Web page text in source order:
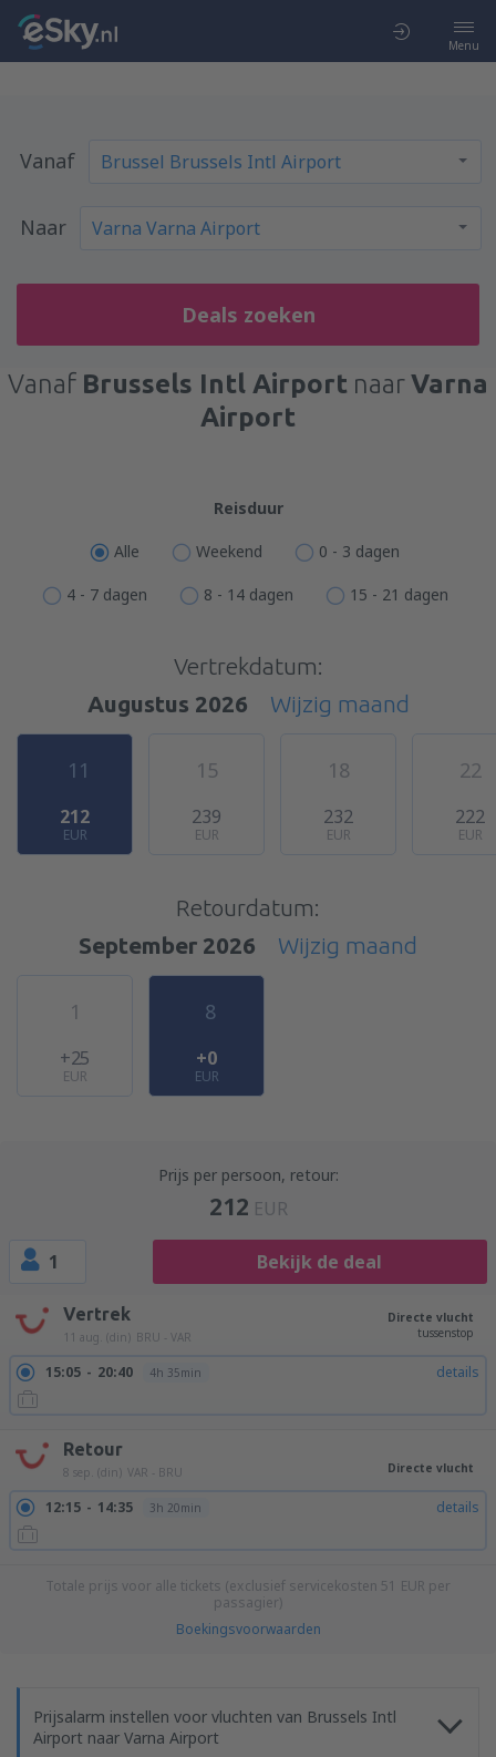
Menu
Vanaf
Naar
Deals zoeken
Vanaf Brussels Intl Airport naarVarna
Airport
Reisduur
Alle Weekend 0 - 3 dagen
4 - 7 dagen 8 - 14 dagen 15 - 21 dagen
Vertrekdatum:
Augustus 2026
Wijzig maand
11
212
EUR
15
239
EUR
18
232
EUR
22
222
EUR
Retourdatum:
September 2026
Wijzig maand
1
+25
EUR
8
+0
EUR
Prijs per persoon, retour:
212 EUR
1 Bekijk de deal
Vertrek
11 aug. (din) BRU - VAR
Directe vlucht
tussenstop
15:05 20:40 4h 35min details
Retour
8 sep. (din) VAR - BRU Directe vlucht
12:15 14:35 3h 20min details
Totale prijs voor alle tickets (exclusief servicekosten 51 EUR per
passagier)
Boekingsvoorwaarden
Prijsalarm instellen voor vluchten van Brussels Intl
Airport naar Varna Airport